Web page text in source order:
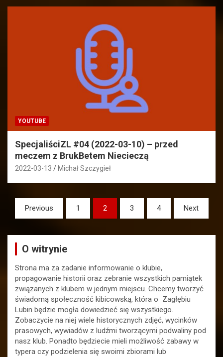
YOUTUBE
SpecjaliściZL #04 (2022-03-10) – przed
meczem z BrukBetem Niecieczą
2022-03-13 Michał Szczygieł
Stronicowanie
wpisów
Previous 1 2 3 4 Next
O witrynie
Strona ma za zadanie informowanie o klubie,
propagowanie historii oraz zebranie wszystkich pamiątek
związanych z klubem w jednym miejscu. Chcemy tworzyć
świadomą społeczność kibicowską, która o Zagłębiu
Lubin będzie mogła dowiedzieć się wszystkiego.
Zobaczycie na niej wiele historycznych zdjęć, wycinków
prasowych, wywiadów z ludźmi tworzącymi podwaliny pod
nasz klub. Ponadto będziecie mieli możliwość zabawy w
typera czy podzielenia się swoimi zbiorami lub